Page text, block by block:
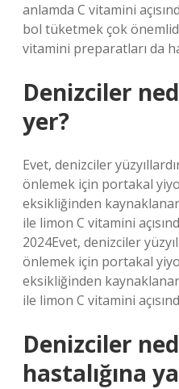
anlamda C vitamini
bol tüketmek çok
vitamini preparatları da
Denizciler
yer?
Evet, denizciler
önlemek için portakal
eksikliğinden
ile limon C vitamini
2024Evet, denizciler
önlemek için portakal
eksikliğinden
ile limon C vitamini
Denizciler
hastalığına